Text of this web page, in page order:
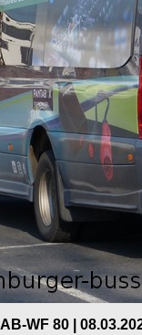
AB-WF 80 |